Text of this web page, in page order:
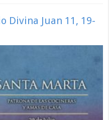
Divina Juan 11, 19-